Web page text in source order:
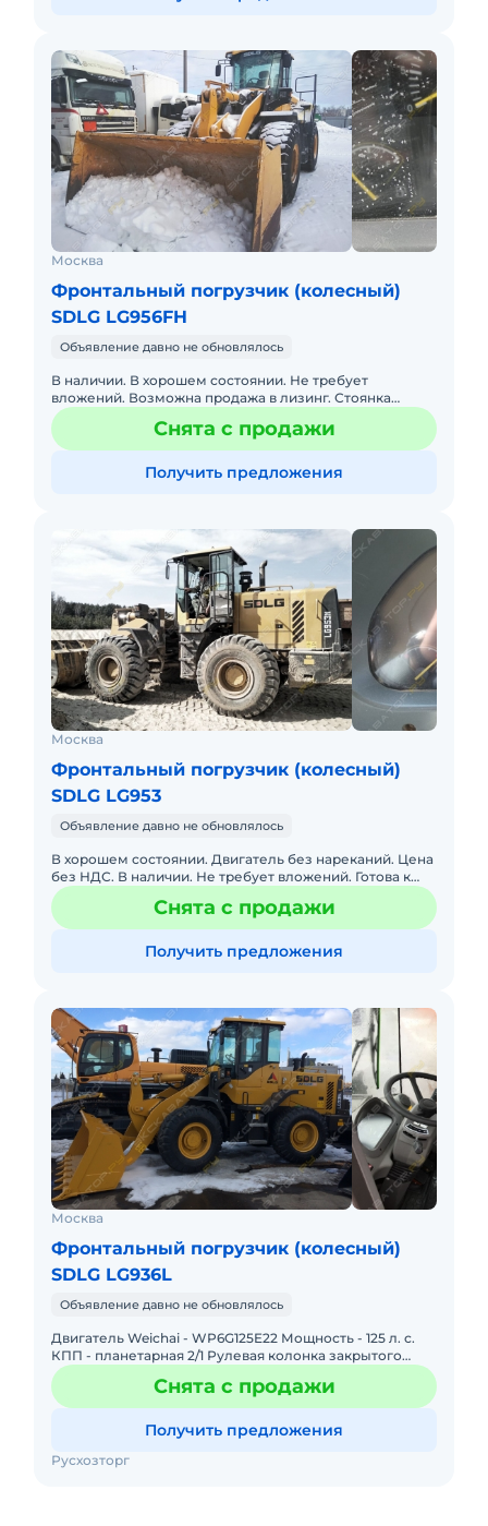
Москва
Фронтальный погрузчик (колесный)
SDLG LG956FH
Объявление давно не обновлялось
В наличии. В хорошем состоянии. Не требует
вложений. Возможна продажа в лизинг. Стоянка
Воронеж Марка SDLG Модель L956FH Год выпуска 2018
Наработка 165 Тип автСнята с продажи
Получить предложения
Москва
Фронтальный погрузчик (колесный)
SDLG LG953
Объявление давно не обновлялось
В хорошем состоянии. Двигатель без нареканий. Цена
без НДС. В наличии. Не требует вложений. Готова к
эксплуатации. Торг уместен.
Снята с продажи
Получить предложения
Москва
Фронтальный погрузчик (колесный)
SDLG LG936L
Объявление давно не обновлялось
Двигатель Weichai - WP6G125E22 Мощность - 125 л. с.
КПП - планетарная 2/1 Рулевая колонка закрытого
типа. Габаритные размеры (ДхШхВ) - 7230х2520х3170.
Гру
Снята с продажи
Получить предложения
Русхозторг